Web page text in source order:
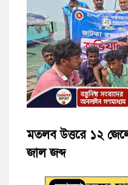
হাজীগঞ্জে শিক্ষার্থীদের
অভিভাবক সমাবেশ
হাজীগঞ্জে অস্বাস্থ্যকর পরিবেশে
টাকা জরিমানা
হাজীগঞ্জে ৬ বছরের শিশুকে
হাজীগঞ্জ সরকারি মডেল পাইলট
গণঅভ্যুত্থান দিবস’ পালিত
মতলব উত্তরে ১২
জাল জব্দ